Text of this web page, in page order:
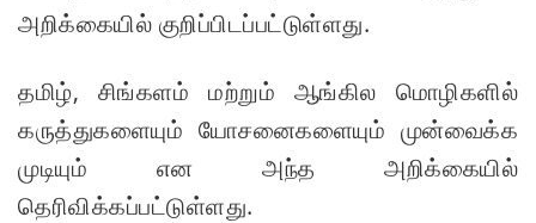
ஹசனின்
மீது
ல் குண்டு
அறிக்கையில் குறிப்பிடப்பட்டுள்ளது.
தமிழ், சிங்களம் மற்றும் ஆங்கில மொழிகளில்
கருத்துகளையும் யோசனைகளையும் முன்வைக்க
முடியும் என அந்த அறிக்கையில்
தெரிவிக்கப்பட்டுள்ளது.